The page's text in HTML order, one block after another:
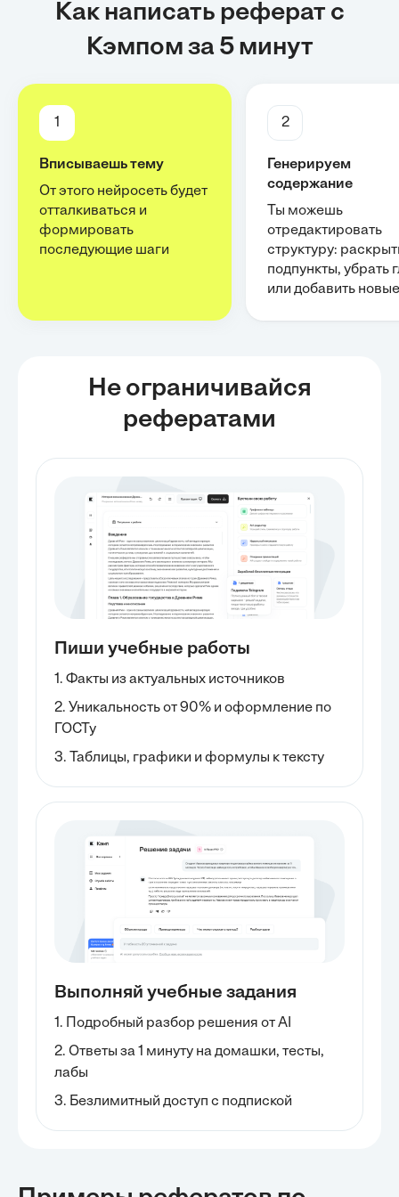
Как написать реферат с
Кэмпом за 5 минут
1
Вписываешь тему
От этого нейросеть будет
отталкиваться и
формировать
последующие шаги
2
Генерируем
содержание
Ты можешь
отредактировать
структуру:
подпункты, убрать
или добавить новые
Не ограничивайся
рефератами
Пиши учебные работы
1. Факты из актуальных источников
2. Уникальность от 90% и оформление по
ГОСТу
3. Таблицы, графики и формулы к тексту
Выполняй учебные задания
1. Подробный разбор решения от AI
2. Ответы за 1 минуту на домашки, тесты,
лабы
3. Безлимитный доступ с подпиской